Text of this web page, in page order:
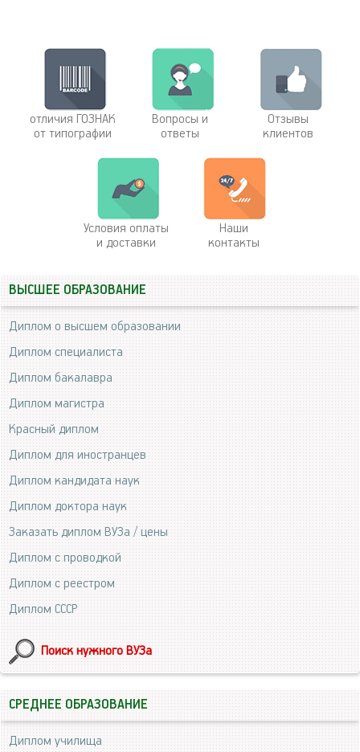
отличия ГОЗНАК
от типографии
Вопросы и
ответы
Отзывы
клиентов
Условия оплаты
и доставки
Наши
контакты
ВЫСШЕЕ ОБРАЗОВАНИЕ
Диплом о высшем образовании
Диплом специалиста
Диплом бакалавра
Диплом магистра
Красный диплом
Диплом для иностранцев
Диплом кандидата наук
Диплом доктора наук
Заказать диплом ВУЗа / цены
Диплом с проводкой
Диплом с реестром
Диплом СССР
Поиск нужного ВУЗа
СРЕДНЕЕ ОБРАЗОВАНИЕ
Диплом училища